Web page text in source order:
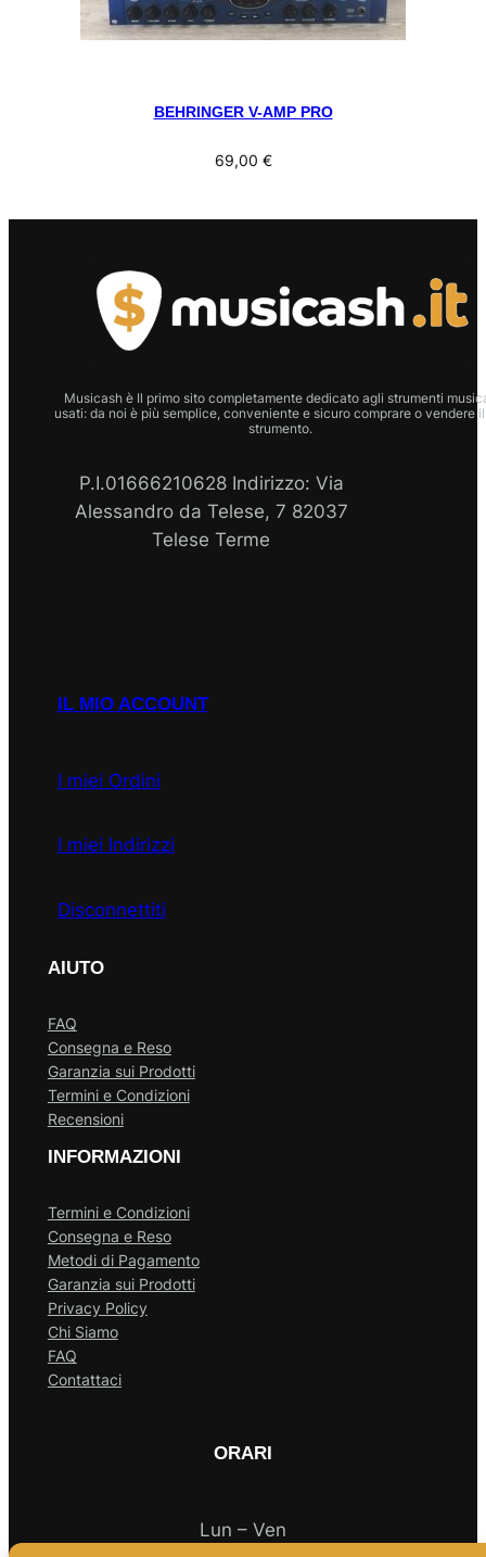
BEHRINGER V-AMP PRO
69,00 €
Musicash è Il primo sito completamente dedicato agli strumenti
usati: da noi è più semplice, conveniente e sicuro comprare o vendere
strumento.
P.I.01666210628 Indirizzo: Via
Alessandro da Telese, 7 82037
Telese Terme
IL MIO ACCOUNT
I miei Ordini
I miei Indirizzi
Disconnettiti
AIUTO
FAQ
Consegna e Reso
Garanzia sui Prodotti
Termini e Condizioni
Recensioni
INFORMAZIONI
Termini e Condizioni
Consegna e Reso
Metodi di Pagamento
Garanzia sui Prodotti
Privacy Policy
Chi Siamo
FAQ
Contattaci
ORARI
Lun – Ven